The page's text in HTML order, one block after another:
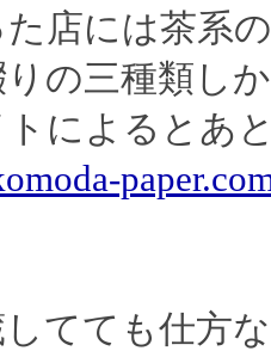
た店には茶系
の三種類し
トによるとあ
てても仕方